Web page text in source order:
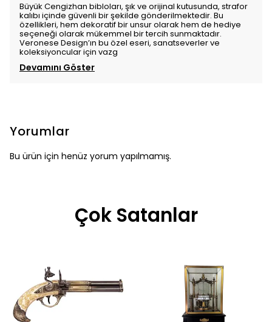
Büyük Cengizhan bibloları, şık ve orijinal kutusunda, strafor
kalıbı içinde güvenli bir şekilde gönderilmektedir. Bu
özellikleri, hem dekoratif bir unsur olarak hem de hediye
seçeneği olarak mükemmel bir tercih sunmaktadır.
Veronese Design’ın bu özel eseri, sanatseverler ve
koleksiyoncular için vazg
Devamını Göster
Yorumlar
Bu ürün için henüz yorum yapılmamış.
Çok Satanlar